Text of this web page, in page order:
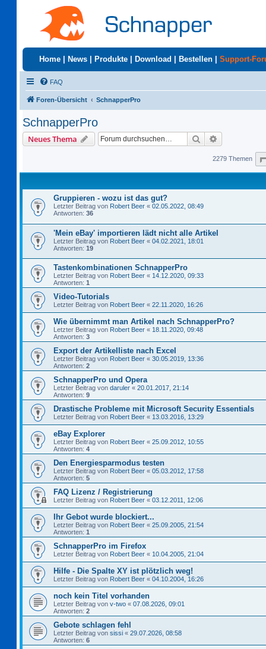
Home News Produkte Download Bestellen Support-
FAQ
Foren-Übersicht SchnapperPro
SchnapperPro
Neues Thema Suche
2279 Themen
Gruppieren - wozu ist das gut?
Letzter Beitrag von Robert Beer « 02.05.2022, 08:49
Antworten: 36
'Mein eBay' importieren lädt nicht alle Artikel
Letzter Beitrag von Robert Beer « 04.02.2021, 18:01
Antworten: 19
Tastenkombinationen SchnapperPro
Letzter Beitrag von Robert Beer « 14.12.2020, 09:33
Antworten: 1
Video-Tutorials
Letzter Beitrag von Robert Beer « 22.11.2020, 16:26
Wie übernimmt man Artikel nach SchnapperPro?
Letzter Beitrag von Robert Beer « 18.11.2020, 09:48
Antworten: 3
Export der Artikelliste nach Excel
Letzter Beitrag von Robert Beer « 30.05.2019, 13:36
Antworten: 2
SchnapperPro und Opera
Letzter Beitrag von daruler « 20.01.2017, 21:14
Antworten: 9
Drastische Probleme mit Microsoft Security Essentials
Letzter Beitrag von Robert Beer « 13.03.2016, 13:29
eBay Explorer
Letzter Beitrag von Robert Beer « 25.09.2012, 10:55
Antworten: 4
Den Energiesparmodus testen
Letzter Beitrag von Robert Beer « 05.03.2012, 17:58
Antworten: 5
FAQ Lizenz / Registrierung
Letzter Beitrag von Robert Beer « 03.12.2011, 12:06
Ihr Gebot wurde blockiert...
Letzter Beitrag von Robert Beer « 25.09.2005, 21:54
Antworten: 1
SchnapperPro im Firefox
Letzter Beitrag von Robert Beer « 10.04.2005, 21:04
Hilfe - Die Spalte XY ist plötzlich weg!
Letzter Beitrag von Robert Beer « 04.10.2004, 16:26
noch kein Titel vorhanden
Letzter Beitrag von v-two « 07.08.2026, 09:01
Antworten: 2
Gebote schlagen fehl
Letzter Beitrag von sissi « 29.07.2026, 08:58
Antworten: 6